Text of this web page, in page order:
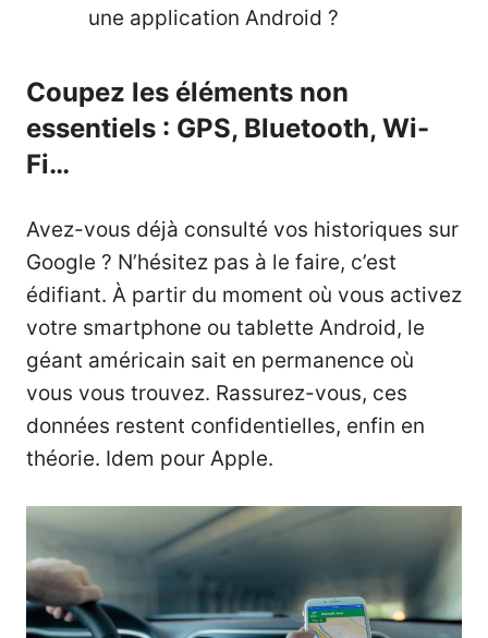
une application Android ?
Coupez les éléments non
essentiels : GPS, Bluetooth, Wi-
Fi…
Avez-vous déjà consulté vos historiques sur
Google ? N’hésitez pas à le faire, c’est
édifiant. À partir du moment où vous activez
votre smartphone ou tablette Android, le
géant américain sait en permanence où
vous vous trouvez. Rassurez-vous, ces
données restent confidentielles, enfin en
théorie. Idem pour Apple.